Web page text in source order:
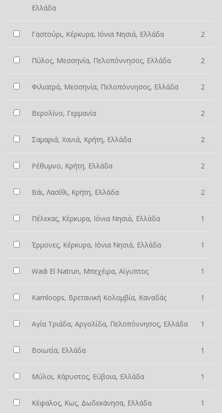
Ελλάδα
Γαστούρι, Κέρκυρα, Ιόνια Νησιά, Ελλάδα 2
Πύλος, Μεσσηνία, Πελοπόννησος, Ελλάδα 2
Φιλιατρά, Μεσσηνία, Πελοπόννησος, Ελλάδα 2
Βερολίνο, Γερμανία 2
Σαμαριά, Χανιά, Κρήτη, Ελλάδα 2
Ρέθυμνο, Κρήτη, Ελλάδα 2
Βάι, Λασίθι, Κρήτη, Ελλάδα 2
Πέλεκας, Κέρκυρα, Ιόνια Νησιά, Ελλάδα 1
Έρμονες, Κέρκυρα, Ιόνια Νησιά, Ελλάδα 1
Wadi El Natrun, Μπεχέιρα, Αίγυπτος 1
Kamloops, Βρετανική Κολομβία, Καναδάς 1
Αγία Τριάδα, Αργολίδα, Πελοπόννησος, Ελλάδα 1
Βοιωτία, Ελλάδα 1
Μύλοι, Κάρυστος, Εύβοια, Ελλάδα 1
Κέφαλος, Κως, Δωδεκάνησα, Ελλάδα 1